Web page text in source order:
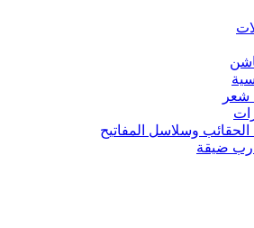
شعر
وسلاسل المفاتيح
ضيقة